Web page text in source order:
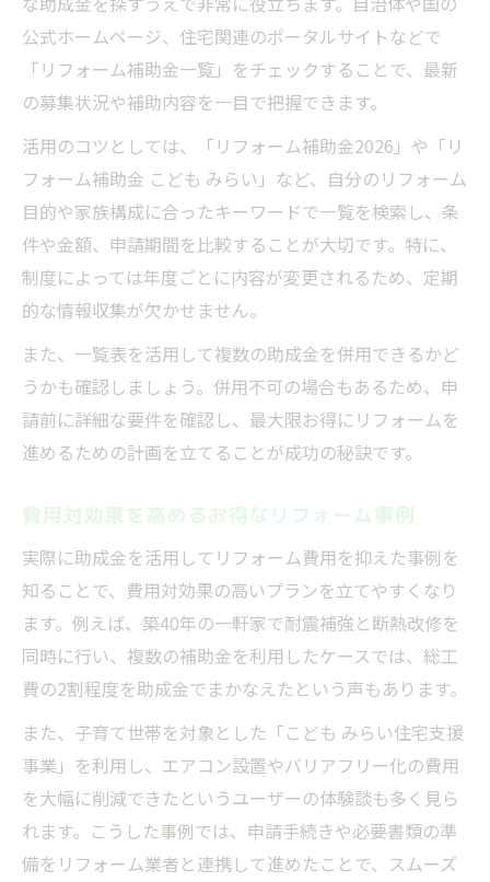
公式ホームページ、住宅関連のポータルサイトなどで
「リフォーム補助金一覧」をチェックすることで、最新
の募集状況や補助内容を一目で把握できます。
活用のコツとしては、「リフォーム補助金2026」や「リ
フォーム補助金 こども みらい」など、自分のリフォーム
目的や家族構成に合ったキーワードで一覧を検索し、条
件や金額、申請期間を比較することが大切です。特に、
制度によっては年度ごとに内容が変更されるため、定期
的な情報収集が欠かせません。
また、一覧表を活用して複数の助成金を併用できるかど
うかも確認しましょう。併用不可の場合もあるため、申
請前に詳細な要件を確認し、最大限お得にリフォームを
進めるための計画を立てることが成功の秘訣です。
費用対効果を高めるお得なリフォーム事例
実際に助成金を活用してリフォーム費用を抑えた事例を
知ることで、費用対効果の高いプランを立てやすくなり
ます。例えば、築40年の一軒家で耐震補強と断熱改修を
同時に行い、複数の補助金を利用したケースでは、総工
費の2割程度を助成金でまかなえたという声もあります。
また、子育て世帯を対象とした「こども みらい住宅支援
事業」を利用し、エアコン設置やバリアフリー化の費用
を大幅に削減できたというユーザーの体験談も多く見ら
れます。こうした事例では、申請手続きや必要書類の準
備をリフォーム業者と連携して進めたことで、スムーズ